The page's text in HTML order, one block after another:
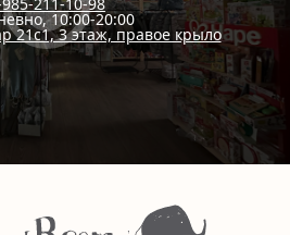
10:00-20:00
21с1, 3 этаж, правое крыло